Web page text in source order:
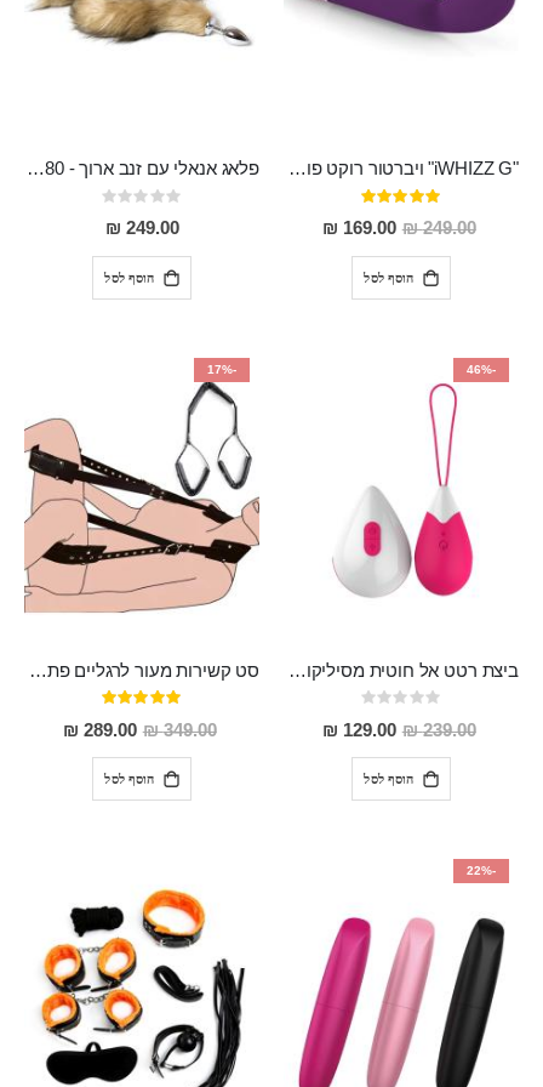
"iWHIZZ G" ויברטור רוקט פוקט קלאסי נטען בעל 10 מהירויות מסיליקון רפואי מיוחד לנקודת ה-G
דירוג:
100%
249.00 ₪
מחיר
מבצע
169.00 ₪
הוסף לסל
פלאג אנאלי עם זנב ארוך - 80 סמ ויפה במיוחד Dinlas
Rating:
0%
249.00 ₪
הוסף לסל
-46%
ביצת רטט אל חוטית מסיליקון ,נטענת , חזקה ועמידה למים "Callie"
Rating:
0%
239.00 ₪
מחיר
מבצע
129.00 ₪
הוסף לסל
-17%
סט קשירות מעור לרגליים פתוחות לרווחה "Camelot" וחשיפה מלאה
דירוג:
100%
349.00 ₪
מחיר
מבצע
289.00 ₪
הוסף לסל
-22%